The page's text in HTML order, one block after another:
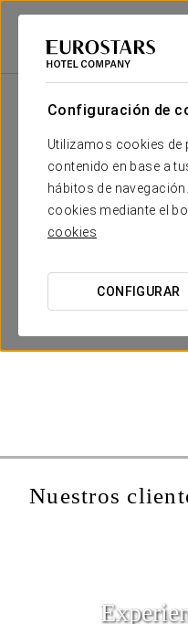
Configuración de
Utilizamos cookies de
contenido en base a
hábitos de
cookies mediante el
cookies
CONFIGURAR
Eurostars Hotel Company
Nuestros